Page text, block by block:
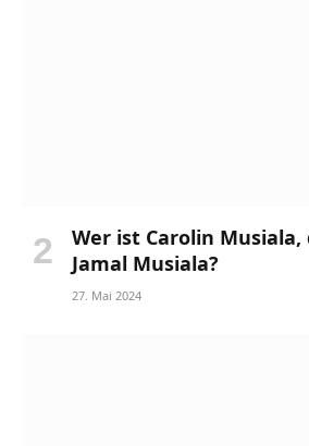
Wer ist Carolin
Jamal Musiala?
27. Mai 2024